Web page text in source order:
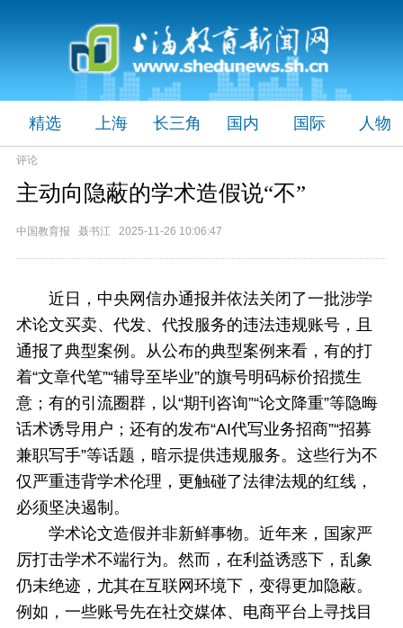
精选 上海 长三角 国内 国际 人物
评论
主动向隐蔽的学术造假说“不”
中国教育报 聂书江 2025-11-26 10:06:47
近日，中央网信办通报并依法关闭了一批涉学
术论文买卖、代发、代投服务的违法违规账号，且
通报了典型案例。从公布的典型案例来看，有的打
着“文章代笔”“辅导至毕业”的旗号明码标价招揽生
意；有的引流圈群，以“期刊咨询”“论文降重”等隐晦
话术诱导用户；还有的发布“AI代写业务招商”“招募
兼职写手”等话题，暗示提供违规服务。这些行为不
仅严重违背学术伦理，更触碰了法律法规的红线，
必须坚决遏制。
学术论文造假并非新鲜事物。近年来，国家严
厉打击学术不端行为。然而，在利益诱惑下，乱象
仍未绝迹，尤其在互联网环境下，变得更加隐蔽。
例如，一些账号先在社交媒体、电商平台上寻找目